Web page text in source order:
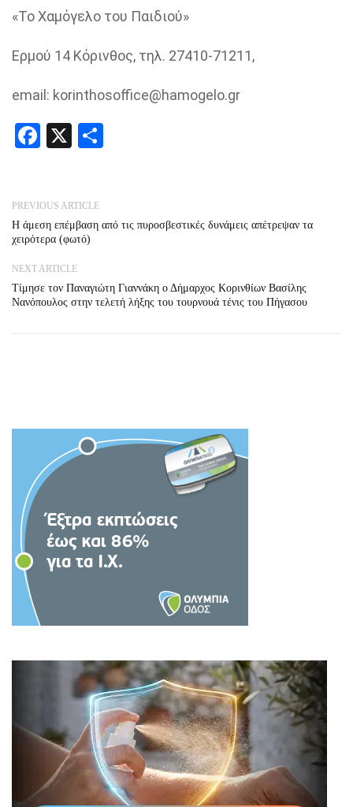
«Το Χαμόγελο του Παιδιού»
Ερμού 14 Κόρινθος, τηλ. 27410-71211,
email: korinthosoffice@hamogelo.gr
Facebook
X
PREVIOUS ARTICLE
Η άμεση επέμβαση από τις πυροσβεστικές δυνάμεις απέτρεψαν τα
χειρότερα (φωτό)
NEXT ARTICLE
Τίμησε τον Παναγιώτη Γιαννάκη ο Δήμαρχος Κορινθίων Βασίλης
Νανόπουλος στην τελετή λήξης του τουρνουά τένις του Πήγασου